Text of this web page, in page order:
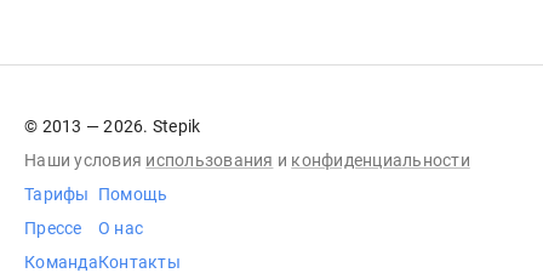
© 2013 — 2026. Stepik
Наши условия использования и конфиденциальности
Тарифы
Прессе
Команда
Помощь
О нас
Контакты